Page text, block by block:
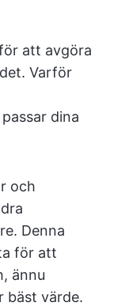
att avgöra
Varför
dina
och
Denna
för att
ännu
bäst värde.